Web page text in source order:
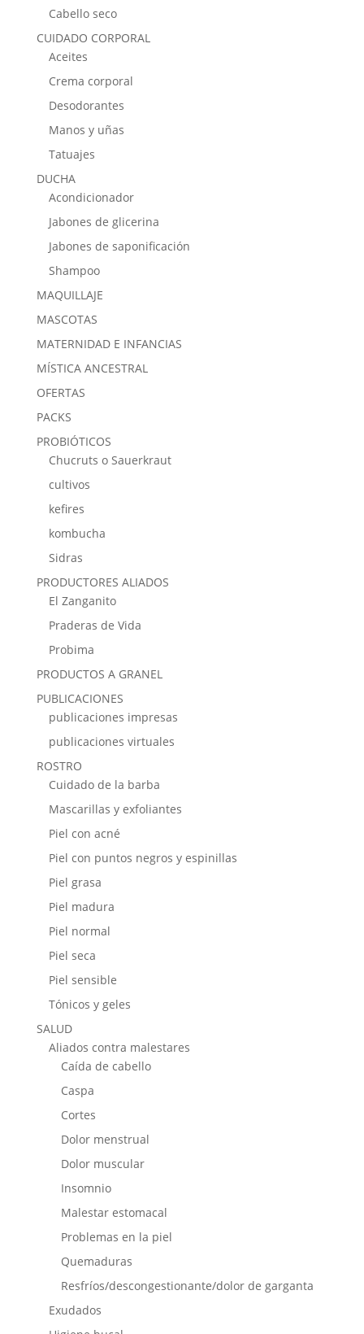
Cabello seco
CUIDADO CORPORAL
Aceites
Crema corporal
Desodorantes
Manos y uñas
Tatuajes
DUCHA
Acondicionador
Jabones de glicerina
Jabones de saponificación
Shampoo
MAQUILLAJE
MASCOTAS
MATERNIDAD E INFANCIAS
MÍSTICA ANCESTRAL
OFERTAS
PACKS
PROBIÓTICOS
Chucruts o Sauerkraut
cultivos
kefires
kombucha
Sidras
PRODUCTORES ALIADOS
El Zanganito
Praderas de Vida
Probima
PRODUCTOS A GRANEL
PUBLICACIONES
publicaciones impresas
publicaciones virtuales
ROSTRO
Cuidado de la barba
Mascarillas y exfoliantes
Piel con acné
Piel con puntos negros y espinillas
Piel grasa
Piel madura
Piel normal
Piel seca
Piel sensible
Tónicos y geles
SALUD
Aliados contra malestares
Caída de cabello
Caspa
Cortes
Dolor menstrual
Dolor muscular
Insomnio
Malestar estomacal
Problemas en la piel
Quemaduras
Resfríos/descongestionante/dolor de garganta
Exudados